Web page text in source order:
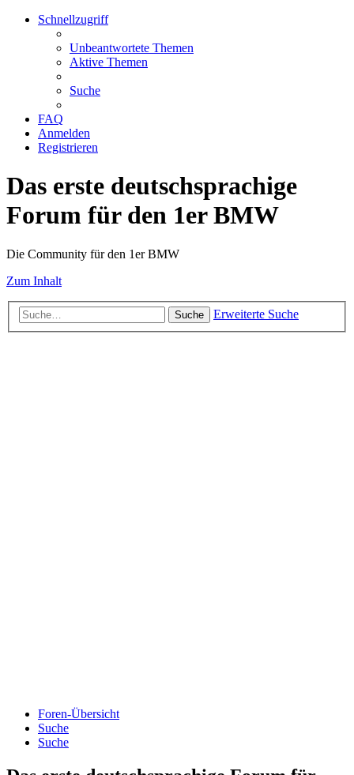
Schnellzugriff
Unbeantwortete Themen
Aktive Themen
Suche
FAQ
Anmelden
Registrieren
Das erste deutschsprachige
Forum für den 1er BMW
Die Community für den 1er BMW
Zum Inhalt
Suche Erweiterte Suche
Foren-Übersicht
Suche
Suche